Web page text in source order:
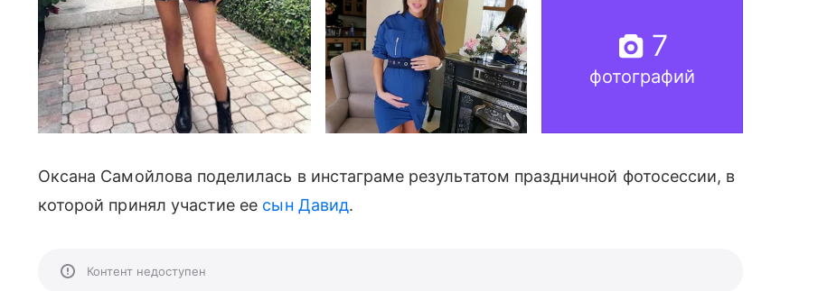
7
фотографий
Оксана Самойлова поделилась в инстаграме результатом праздничной фотосессии, в
которой принял участие ее сын Давид.
Контент недоступен